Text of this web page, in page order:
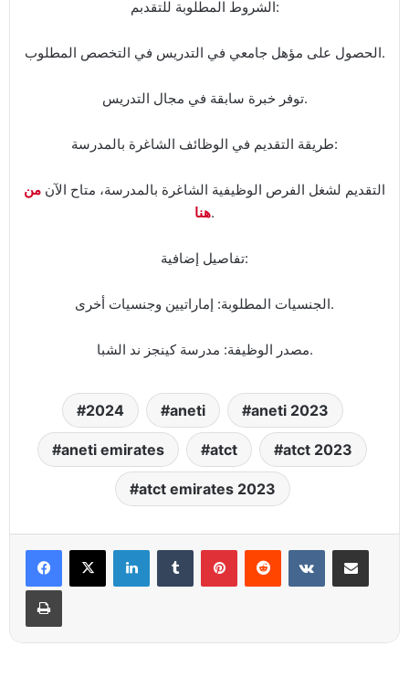
الشروط المطلوبة للتقدبم:
الحصول على مؤهل جامعي في التدريس في التخصص المطلوب.
توفر خبرة سابقة في مجال التدريس.
طريقة التقديم في الوظائف الشاغرة بالمدرسة:
التقديم لشغل الفرص الوظيفية الشاغرة بالمدرسة، متاح الآن من
هنا.
تفاصيل إضافية:
الجنسيات المطلوبة: إماراتيين وجنسيات أخرى.
مصدر الوظيفة: مدرسة كينجز ند الشبا.
2024 aneti aneti 2023
aneti emirates atct atct 2023
atct emirates 2023
LinkedinTumblr PinterestReddit VKontaktePartager par email
Imprimer